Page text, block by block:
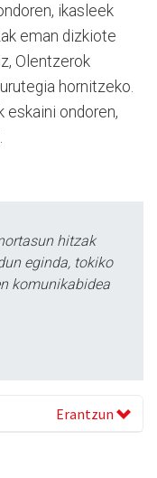
ikasleek
eman dizkiote
Olentzerok
hornitzeko.
eskaini ondoren,
hitzak
eginda, tokiko
komunikabidea
Erantzun